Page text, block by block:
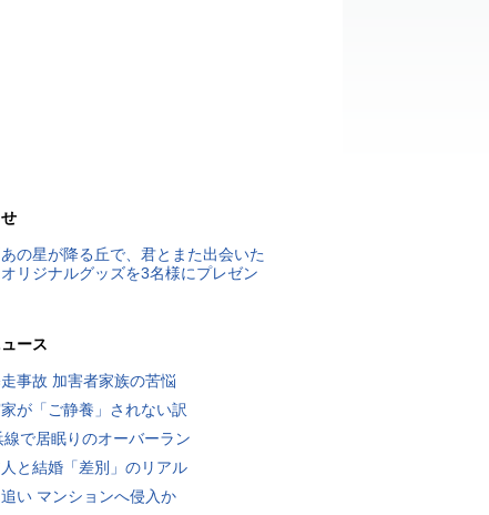
の星が降る丘で、君とまた出会いた
リジナルグッズを3名様にプレゼン
ース
事故 加害者家族の苦悩
が「ご静養」されない訳
線で居眠りのオーバーラン
と結婚「差別」のリアル
い マンションへ侵入か